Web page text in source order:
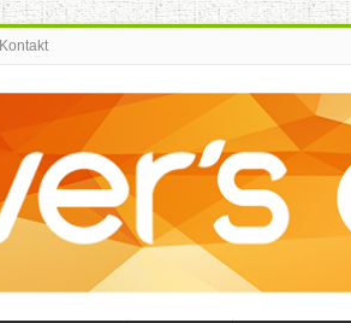
Kontakt